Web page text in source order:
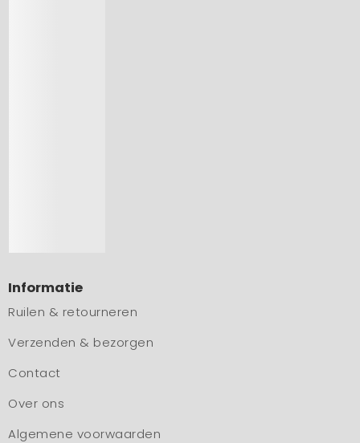
Informatie
Ruilen & retourneren
Verzenden & bezorgen
Contact
Over ons
Algemene voorwaarden